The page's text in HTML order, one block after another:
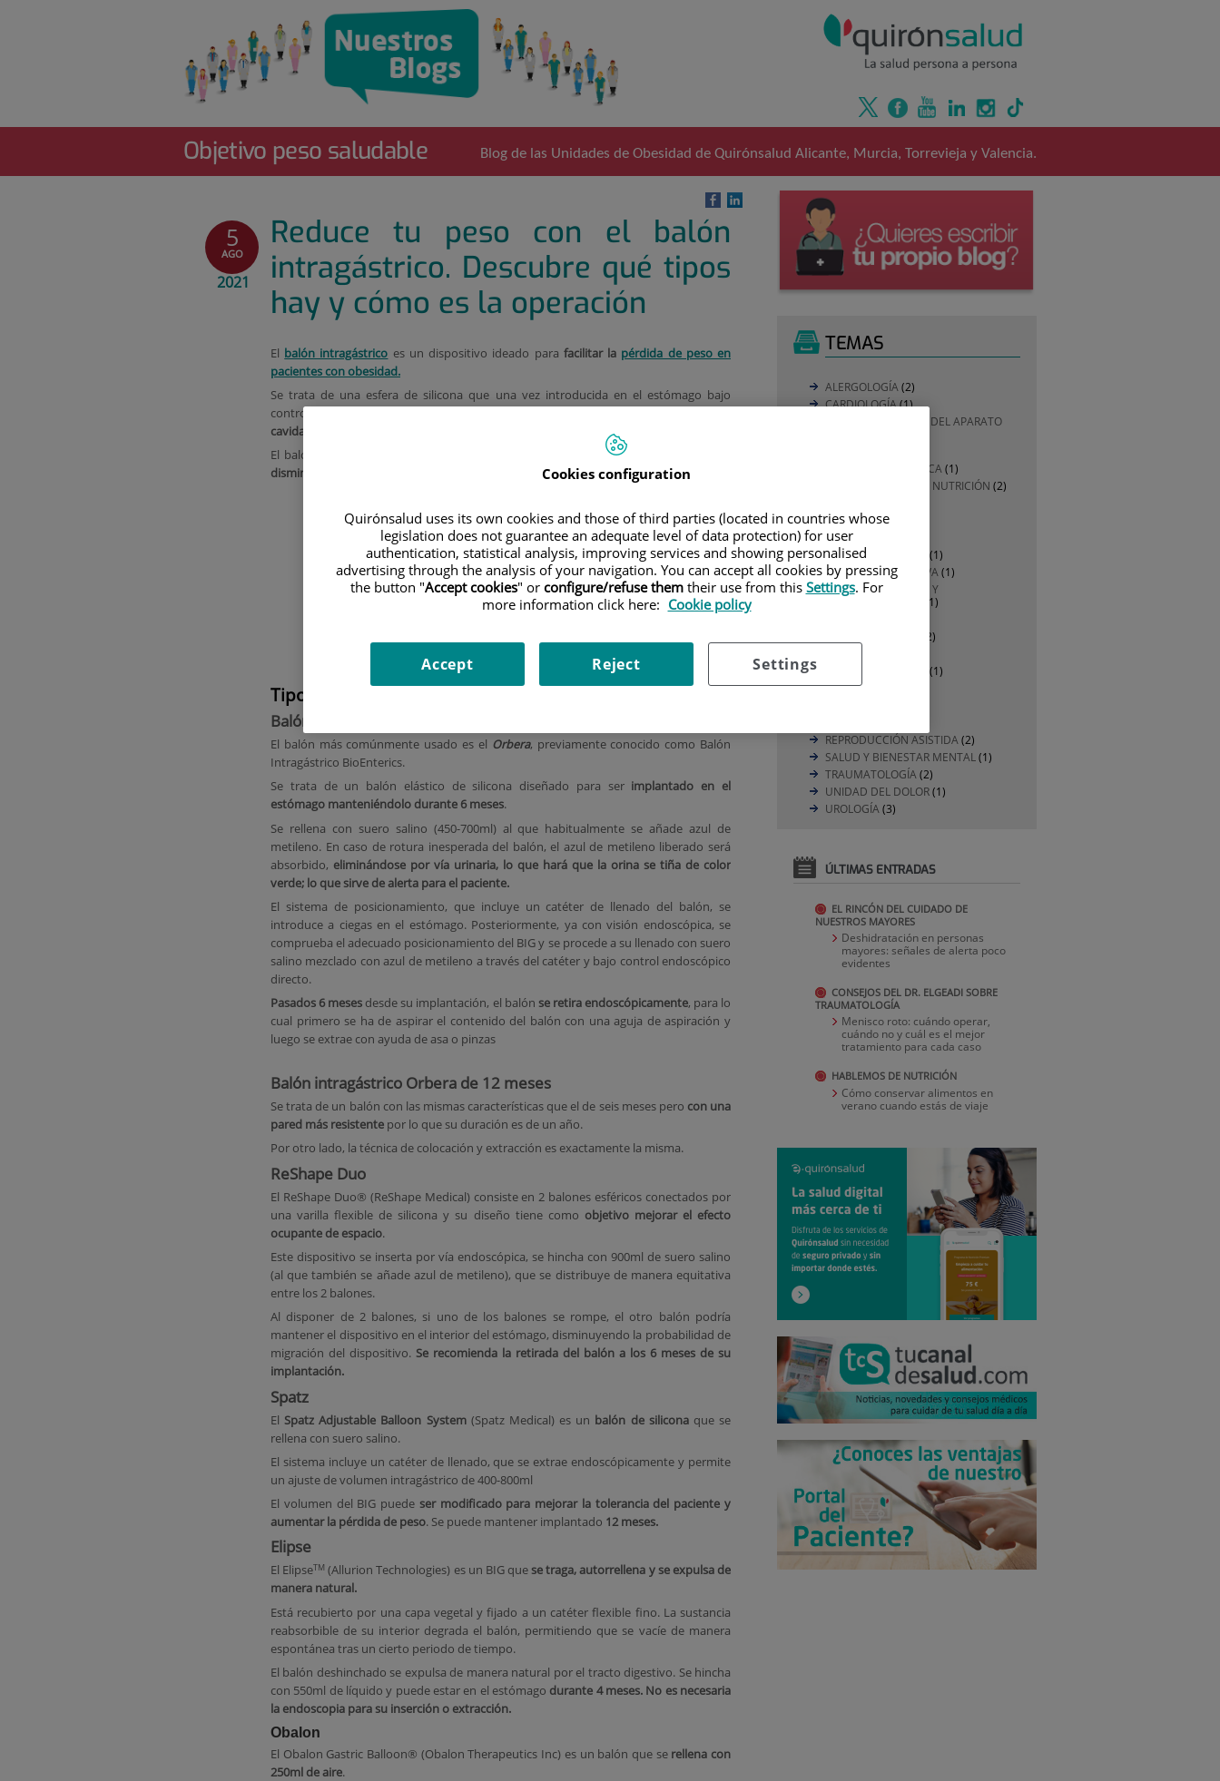
Objetivo peso saludable Blog de las Unidades de Obesidad de Quirónsalud Alicante, Murcia, Torrevieja y Valencia.
5
AGO
2021
Reduce tu peso con el balón
intragástrico. Descubre qué tipos
hay y cómo es la operación
El balón intragástrico es un dispositivo ideado para facilitar la pérdida de peso en
pacientes con obesidad.
Se trata de una esfera de silicona que una vez introducida en el estómago bajo
control endoscópico, se rellena con 600 cc de agua y
cavidad gástrica durante un máximo de 6 meses.
El balón, al ocupar parcialmente el estómago y dificultar su vaciado,
disminución de la sensación de hambre y la aparición de saciedad precoz al comer.
Tipos de balón intragástrico
Balón intragástrico Orbera de 6 meses
El balón más comúnmente usado es el Orbera, previamente conocido como Balón
Intragástrico BioEnterics.
Se trata de un balón elástico de silicona diseñado para ser implantado en el
estómago manteniéndolo durante 6 meses.
Se rellena con suero salino (450-700ml) al que habitualmente se añade azul de
metileno. En caso de rotura inesperada del balón, el azul de metileno liberado será
absorbido, eliminándose por vía urinaria, lo que hará que la orina se tiña de color
verde; lo que sirve de alerta para el paciente.
El sistema de posicionamiento, que incluye un catéter de llenado del balón, se
introduce a ciegas en el estómago. Posteriormente, ya con visión endoscópica, se
comprueba el adecuado posicionamiento del BIG y se procede a su llenado con suero
salino mezclado con azul de metileno a través del catéter y bajo control endoscópico
directo.
Pasados 6 meses desde su implantación, el balón se retira endoscópicamente, para lo
cual primero se ha de aspirar el contenido del balón con una aguja de aspiración y
luego se extrae con ayuda de asa o pinzas
Balón intragástrico Orbera de 12 meses
Se trata de un balón con las mismas características que el de seis meses pero con una
pared más resistente por lo que su duración es de un año.
Por otro lado, la técnica de colocación y extracción es exactamente la misma.
ReShape Duo
El ReShape Duo® (ReShape Medical) consiste en 2 balones esféricos conectados por
una varilla flexible de silicona y su diseño tiene como objetivo mejorar el efecto
ocupante de espacio.
Este dispositivo se inserta por vía endoscópica, se hincha con 900ml de suero salino
(al que también se añade azul de metileno), que se distribuye de manera equitativa
entre los 2 balones.
Al disponer de 2 balones, si uno de los balones se rompe, el otro balón podría
mantener el dispositivo en el interior del estómago, disminuyendo la probabilidad de
migración del dispositivo. Se recomienda la retirada del balón a los 6 meses de su
implantación.
Spatz
ElSpatz Adjustable Balloon System(Spatz Medical) es un balón de siliconaque se
rellena con suero salino.
El sistema incluye un catéter de llenado, que se extrae endoscópicamente y permite
un ajuste de volumen intragástrico de 400-800ml
El volumen del BIG puede ser modificado para mejorar la tolerancia del paciente y
aumentar la pérdida de peso. Se puede mantener implantado 12 meses.
Elipse
El ElipseTM (Allurion Technologies) es un BIG que se traga, autorrellena y se expulsa de
manera natural.
Está recubierto por una capa vegetal y fijado a un catéter flexible fino. La sustancia
reabsorbible de su interior degrada el balón, permitiendo que se vacíe de manera
espontánea tras un cierto periodo de tiempo.
El balón deshinchado se expulsa de manera natural por el tracto digestivo. Se hincha
con 550ml de líquido y puede estar en el estómago durante 4 meses. No es necesaria
la endoscopia para su inserción o extracción.
Obalon
El Obalon Gastric Balloon® (Obalon Therapeutics Inc) es un balón que se rellena con
250ml de aire.
TEMAS
ALERGOLOGÍA(2)
CARDIOLOGÍA(1)
CIRUGÍA GENERAL Y DEL APARATO
DIVULGACIÓN MÉDICA(1)
ENDOCRINOLOGÍA Y NUTRICIÓN (2)
GERIATRÍA(2)
HEMATOLOGÍA
MATERNO INFANTIL
(1)
MEDICINA DEPORTIVA(1)
MEDICINA ESTÉTICA Y
(1)
(2)
(1)
ONCOLOGÍA
REPRODUCCIÓN ASISTIDA(2)
SALUD Y BIENESTAR MENTAL(1)
TRAUMATOLOGÍA(2)
UNIDAD DEL DOLOR(1)
UROLOGÍA(3)
ÚLTIMAS ENTRADAS
EL RINCÓN DEL CUIDADO DE
NUESTROS MAYORES
Deshidratación en personas
mayores: señales de alerta poco
evidentes
CONSEJOS DEL DR. ELGEADI SOBRE
TRAUMATOLOGÍA
Menisco roto: cuándo operar,
cuándo no y cuál es el mejor
tratamiento para cada caso
HABLEMOS DE NUTRICIÓN
Cómo conservar alimentos en
verano cuando estás de viaje
Cookies configuration
Quirónsalud uses its own cookies and those of third parties (located in countries whose
legislation does not guarantee an adequate level of data protection) for user
authentication, statistical analysis, improving services and showing personalised
advertising through the analysis of your navigation. You can accept all cookies by pressing
the button "Accept cookies" or configure/refuse themtheir use from this Settings. For
more information click here: Cookie policy
Settings
Reject
Accept